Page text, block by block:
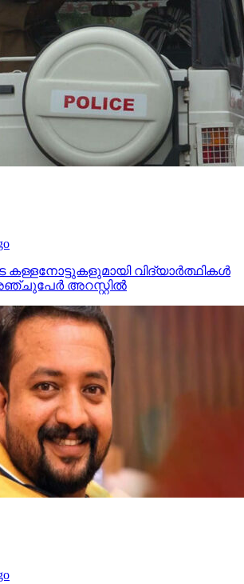
കള്ളനോട്ടുകളുമായി വിദ്യാര്‍ത്ഥികള്‍
അറസ്റ്റില്‍